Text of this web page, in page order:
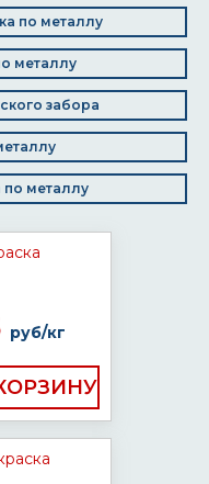
по металлу
металлу
забора
металлу
руб/кг